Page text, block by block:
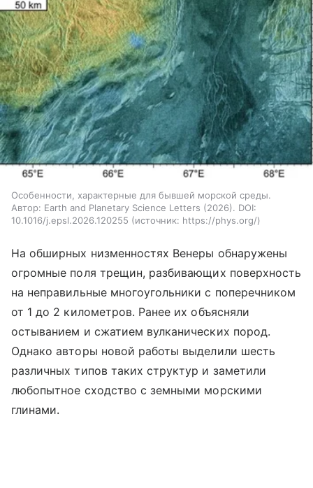
Особенности, характерные для бывшей морской среды.
Автор: Earth and Planetary Science Letters (2026). DOI:
10.1016/j.epsl.2026.120255
источник: https://phys.org/
На обширных низменностях Венеры обнаружены
огромные поля трещин, разбивающих поверхность
на неправильные многоугольники с поперечником
от 1 до 2 километров. Ранее их объясняли
остыванием и сжатием вулканических пород.
Однако авторы новой работы выделили шесть
различных типов таких структур и заметили
любопытное сходство с земными морскими
глинами.